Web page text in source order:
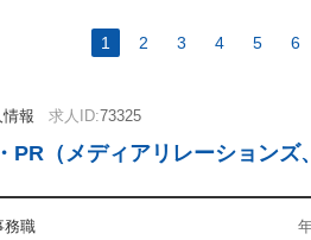
Dreamweaver
MAYA
SEM
1 2 3 4 5 6
報 求人ID:73325
PR（メディアリレーションズ
務職